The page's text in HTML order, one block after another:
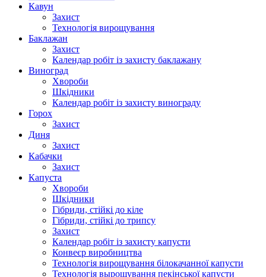
Кавун
Захист
Технологія вирощування
Баклажан
Захист
Календар робіт із захисту баклажану
Виноград
Хвороби
Шкідники
Календар робіт із захисту винограду
Горох
Захист
Диня
Захист
Кабачки
Захист
Капуста
Хвороби
Шкідники
Гібриди, стійкі до кіле
Гібриди, стійкі до трипсу
Захист
Календар робіт із захисту капусти
Конвеєр виробництва
Технологія вирощування білокачанної капусти
Технологія вырощування пекінської капусти